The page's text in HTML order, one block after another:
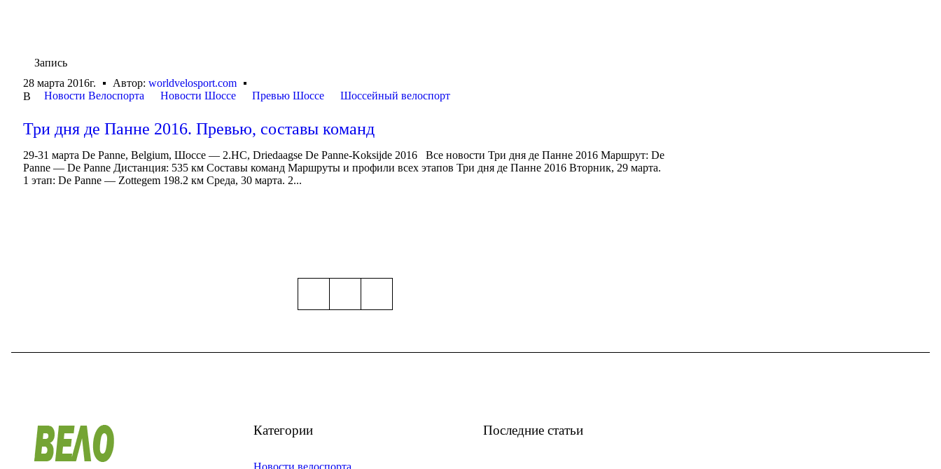
Запись
28 марта 2016г.
Автор:worldvelosport.com
В
Новости Велоспорта Новости Шоссе Превью Шоссе Шоссейный велоспорт
Три дня де Панне 2016. Превью, составы команд
29-31 марта De Panne, Belgium, Шоссе — 2.HC, Driedaagse De Panne-Koksijde 2016 Все новости Три дня де Панне 2016 Маршрут: De
Panne — De Panne Дистанция: 535 км Составы команд Маршруты и профили всех этапов Три дня де Панне 2016 Вторник, 29 марта.
1 этап: De Panne — Zottegem 198.2 км Среда, 30 марта. 2...
Категории
Новости велоспорта
Последние статьи